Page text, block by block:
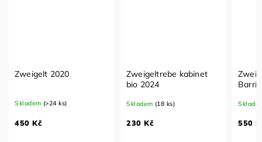
Zweigeltrebe kabinet
Skladem (18 ks)
230 Kč
Zweigelt Reserve
Barrique 2021
Skladem (5 ks)
550 Kč